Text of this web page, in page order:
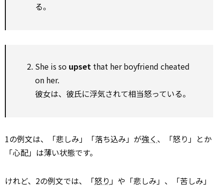
る。
She is so upset that her boyfriend cheated
on her.
彼女は、彼氏に浮気されて相当怒っている。
1の例文は、「悲しみ」「落ち込み」が強く 、「怒り」とか
「心配」は薄い状態です。
けれど、2の例文では、「怒り」や「悲しみ」、「苦しみ」